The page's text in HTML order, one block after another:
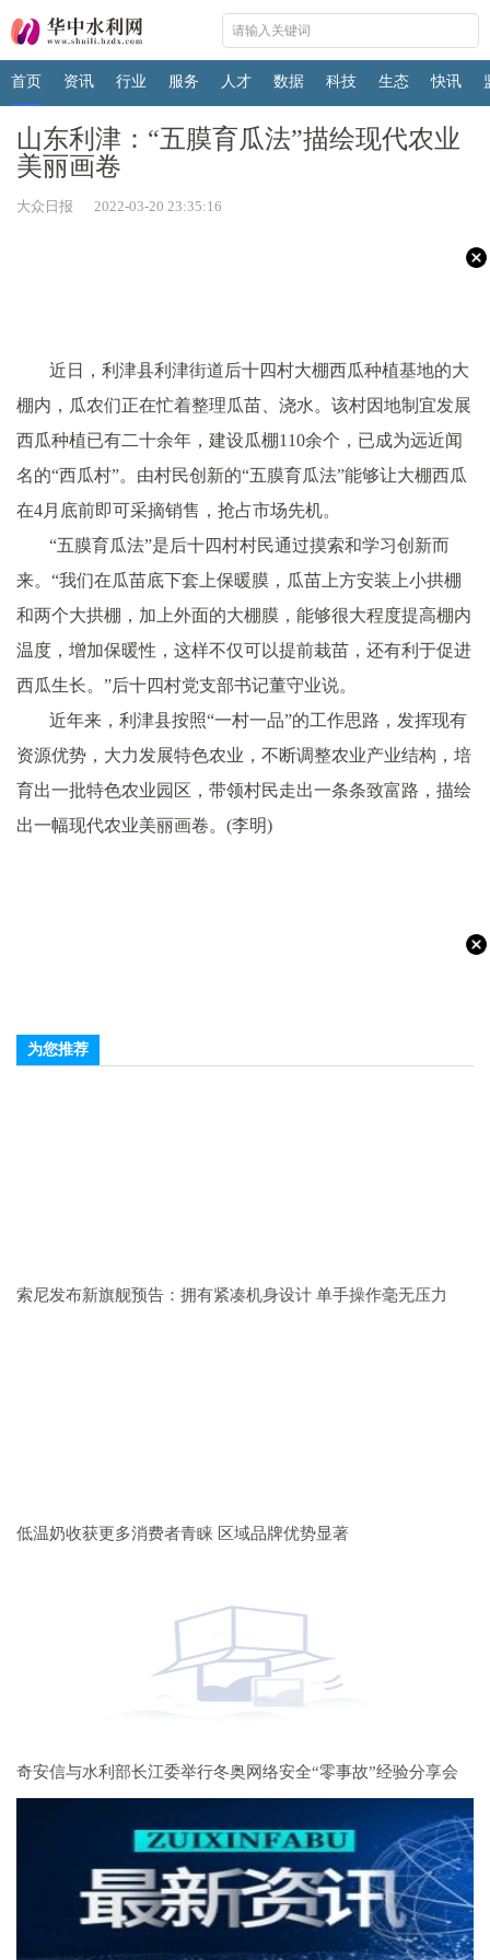
首页 资讯 行业 服务 人才 数据 科技 生态 快讯
山东利津：“五膜育瓜法”描绘现代农业
美丽画卷
大众日报 2022-03-20 23:35:16
近日，利津县利津街道后十四村大棚西瓜种植基地的大
棚内，瓜农们正在忙着整理瓜苗、浇水。该村因地制宜发展
西瓜种植已有二十余年，建设瓜棚110余个，已成为远近闻
名的“西瓜村”。由村民创新的“五膜育瓜法”能够让大棚西瓜
在4月底前即可采摘销售，抢占市场先机。
“五膜育瓜法”是后十四村村民通过摸索和学习创新而
来。“我们在瓜苗底下套上保暖膜，瓜苗上方安装上小拱棚
和两个大拱棚，加上外面的大棚膜，能够很大程度提高棚内
温度，增加保暖性，这样不仅可以提前栽苗，还有利于促进
西瓜生长。”后十四村党支部书记董守业说。
近年来，利津县按照“一村一品”的工作思路，发挥现有
资源优势，大力发展特色农业，不断调整农业产业结构，培
育出一批特色农业园区，带领村民走出一条条致富路，描绘
出一幅现代农业美丽画卷。(李明)
为您推荐
索尼发布新旗舰预告：拥有紧凑机身设计 单手操作毫无压力
低温奶收获更多消费者青睐 区域品牌优势显著
奇安信与水利部长江委举行冬奥网络安全“零事故”经验分享会